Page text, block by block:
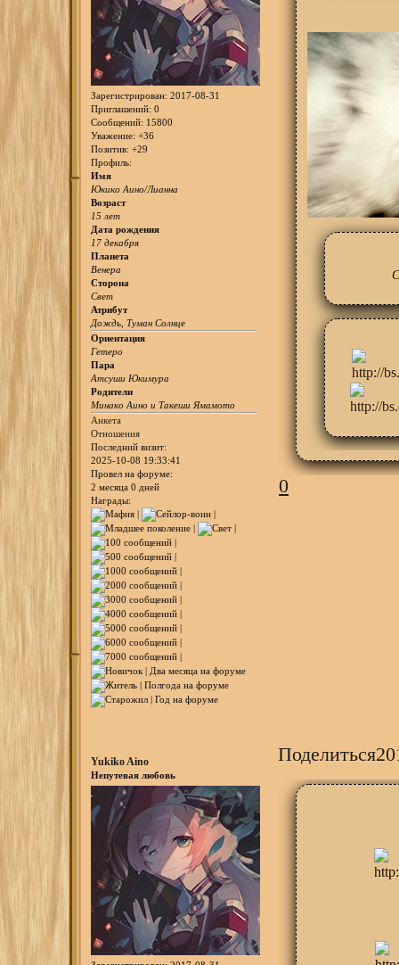
Зарегистрирован: 2017-08-31
Приглашений: 0
Сообщений: 15800
Уважение: +36
Позитив: +29
Профиль:
Имя
Юкико Аино/Лианна
Возраст
15 лет
Дата рождения
17 декабря
Планета
Венера
Сторона
Свет
Атрибут
Дождь, Туман Солнце
Ориентация
Гетеро
Пара
Атсуши Юкимура
Родители
Минако Аино и Такеши Ямамото
Анкета
Отношения
Последний визит:
2025-10-08 19:33:41
Провел на форуме:
2 месяца 0 дней
Награды:
Поделиться
Yukiko Aino
Непутевая любовь